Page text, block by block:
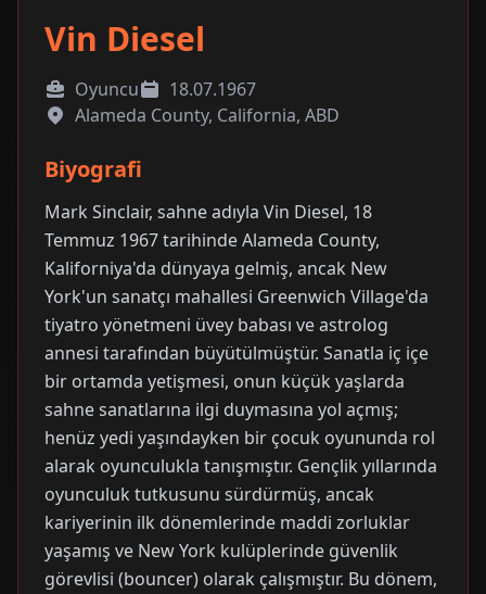
Vin Diesel
Oyuncu
18.07.1967
Alameda County, California, ABD
Biyografi
Mark Sinclair, sahne adıyla Vin Diesel, 18
Temmuz 1967 tarihinde Alameda County,
Kaliforniya'da dünyaya gelmiş, ancak New
York'un sanatçı mahallesi Greenwich Village'da
tiyatro yönetmeni üvey babası ve astrolog
annesi tarafından büyütülmüştür. Sanatla iç içe
bir ortamda yetişmesi, onun küçük yaşlarda
sahne sanatlarına ilgi duymasına yol açmış;
henüz yedi yaşındayken bir çocuk oyununda rol
alarak oyunculukla tanışmıştır. Gençlik yıllarında
oyunculuk tutkusunu sürdürmüş, ancak
kariyerinin ilk dönemlerinde maddi zorluklar
yaşamış ve New York kulüplerinde güvenlik
görevlisi (bouncer) olarak çalışmıştır. Bu dönem,